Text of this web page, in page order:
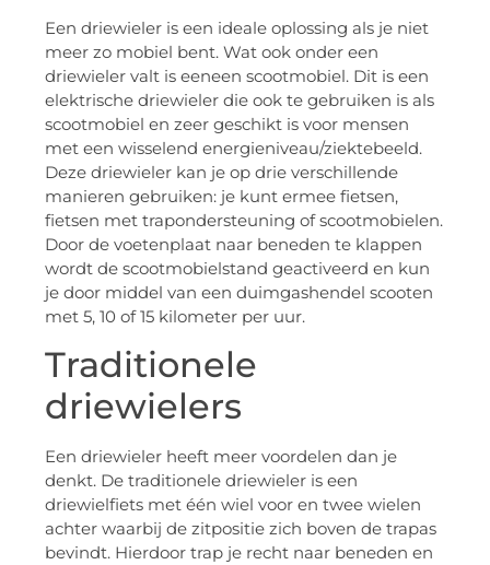
Een driewieler is een ideale oplossing als je niet
meer zo mobiel bent. Wat ook onder een
driewieler valt is eeneen scootmobiel. Dit is een
elektrische driewieler die ook te gebruiken is als
scootmobiel en zeer geschikt is voor mensen
met een wisselend energieniveau/ziektebeeld.
Deze driewieler kan je op drie verschillende
manieren gebruiken: je kunt ermee fietsen,
fietsen met trapondersteuning of scootmobielen.
Door de voetenplaat naar beneden te klappen
wordt de scootmobielstand geactiveerd en kun
je door middel van een duimgashendel scooten
met 5, 10 of 15 kilometer per uur.
Traditionele
driewielers
Een driewieler heeft meer voordelen dan je
denkt. De traditionele driewieler is een
driewielfiets met één wiel voor en twee wielen
achter waarbij de zitpositie zich boven de trapas
bevindt. Hierdoor trap je recht naar beneden en